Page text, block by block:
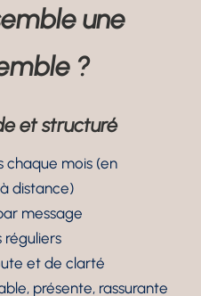
une
?
et structuré
chaque mois (en
distance)
message
réguliers
et de clarté
présente, rassurante